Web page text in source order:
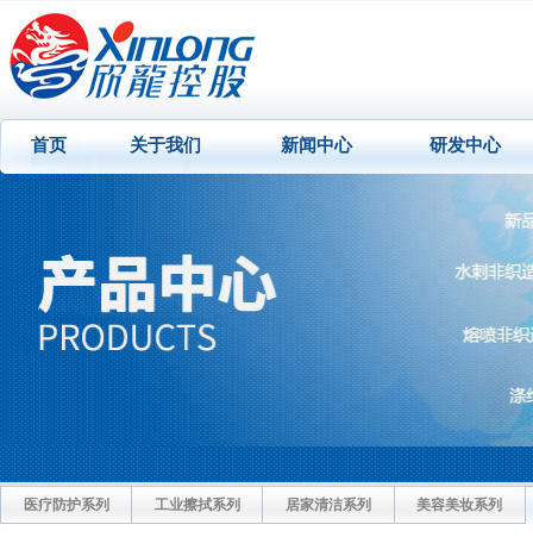
首页 关于我们 新闻中心 研发中心
医疗防护系列 工业擦拭系列 居家清洁系列 美容美妆系列